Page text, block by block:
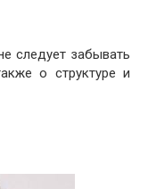
следует забывать
о структуре и